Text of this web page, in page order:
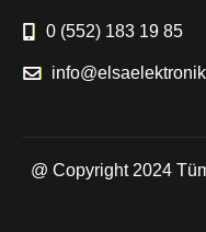
0 (552) 183 19 85
@ Copyright 2024